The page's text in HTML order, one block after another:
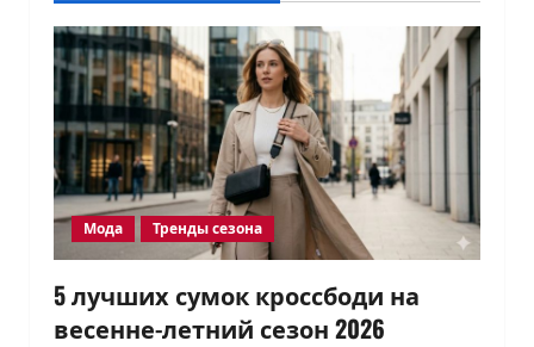
Мода Тренды сезона
5 лучших сумок кроссбоди на
весенне-летний сезон 2026